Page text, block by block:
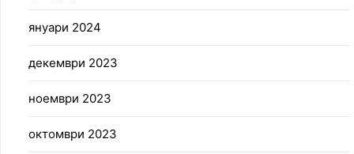
януари 2024
декември 2023
ноември 2023
октомври 2023